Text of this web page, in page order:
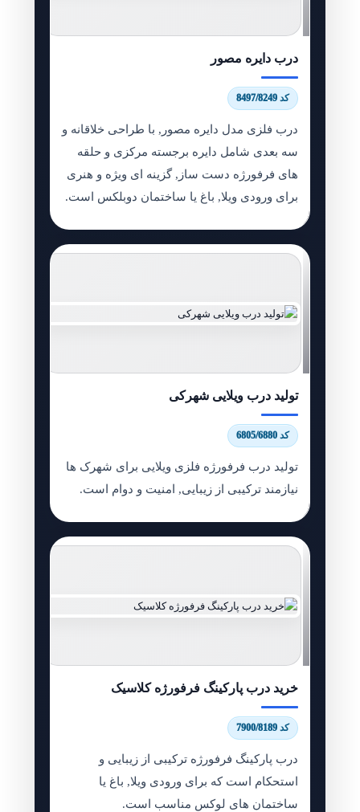
درب دایره مصور
کد 8497/8249
درب فلزی مدل دایره مصور, با طراحی خلاقانه و
سه بعدی شامل دایره برجسته مرکزی و حلقه
های فرفورژه دست ساز, گزینه ای ویژه و هنری
برای ورودی ویلا, باغ یا ساختمان دوبلکس است.
تولید درب ویلایی شهرکی
کد 6805/6880
تولید درب فرفورژه فلزی ویلایی برای شهرک ها
نیازمند ترکیبی از زیبایی, امنیت و دوام است.
خرید درب پارکینگ فرفورژه کلاسیک
کد 7900/8189
درب پارکینگ فرفورژه ترکیبی از زیبایی و
استحکام است که برای ورودی ویلا, باغ یا
ساختمان های لوکس مناسب است.